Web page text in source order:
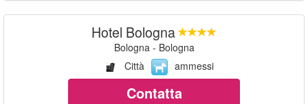
Hotel Bologna
Bologna - Bologna
Città
ammessi
Contatta